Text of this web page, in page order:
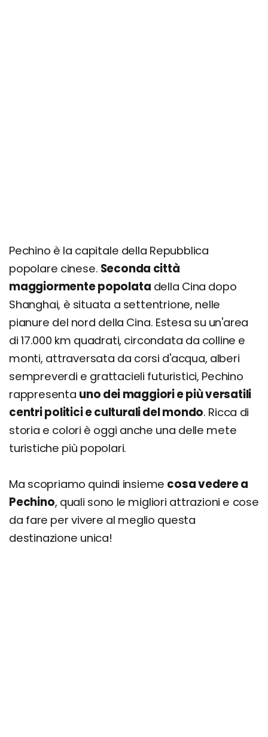
Pechino è la capitale della Repubblica
popolare cinese. Seconda città
maggiormente popolata della Cina dopo
Shanghai, è situata a settentrione, nelle
pianure del nord della Cina. Estesa su un'area
di 17.000 km quadrati, circondata da colline e
monti, attraversata da corsi d'acqua, alberi
sempreverdi e grattacieli futuristici, Pechino
rappresenta uno dei maggiori e più versatili
centri politici e culturali del mondo. Ricca di
storia e colori è oggi anche una delle mete
turistiche più popolari.
Ma scopriamo quindi insieme cosa vedere a
Pechino, quali sono le migliori attrazioni e cose
da fare per vivere al meglio questa
destinazione unica!